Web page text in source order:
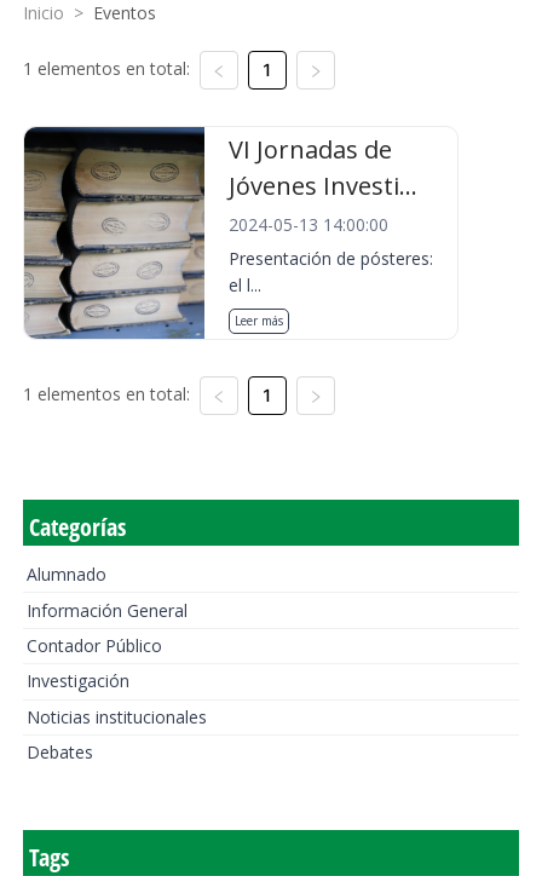
Inicio > Eventos
1 elementos en total: 1
VI Jornadas de
Jóvenes Investi...
2024-05-13 14:00:00
Presentación de pósteres:
el l...
Leer más
1 elementos en total: 1
Categorías
Alumnado
Información General
Contador Público
Investigación
Noticias institucionales
Debates
Tags